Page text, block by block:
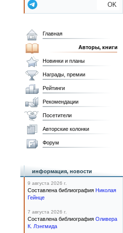
OK
Главная
Авторы, книги
Новинки и планы
Награды, премии
Рейтинги
Рекомендации
Посетители
Авторские колонки
Форум
информация, новости
9 августа 2026 г.
Составлена библиография Николая
Гейнце
7 августа 2026 г.
Составлена библиография Оливера
К. Лэнгмида